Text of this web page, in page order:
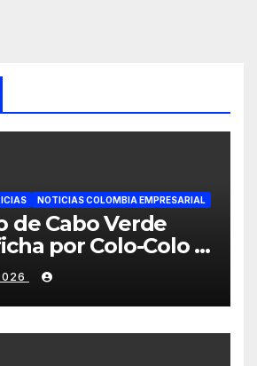
NOTICIAS COLOMBIA EMPRESARIAL
de Cabo Verde
por Colo-Colo y
su nueva